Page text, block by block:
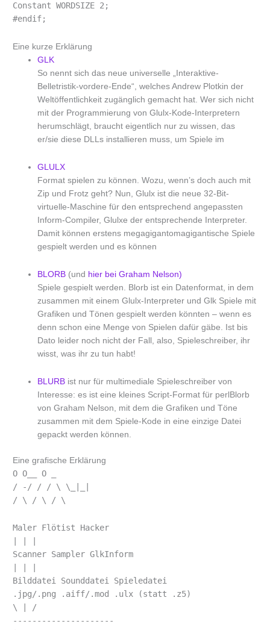
Constant WORDSIZE 2;
#endif;
Eine kurze Erklärung
GLK
So nennt sich das neue universelle „Interaktive-
Belletristik-vordere-Ende“, welches Andrew Plotkin der
Weltöffentlichkeit zugänglich gemacht hat. Wer sich nicht
mit der Programmierung von Glulx-Kode-Interpretern
herumschlägt, braucht eigentlich nur zu wissen, das
er/sie diese DLLs installieren muss, um Spiele im
GLULX
Format spielen zu können. Wozu, wenn’s doch auch mit
Zip und Frotz geht? Nun, Glulx ist die neue 32-Bit-
virtuelle-Maschine für den entsprechend angepassten
Inform-Compiler, Glulxe der entsprechende Interpreter.
Damit können erstens megagigantomagigantische Spiele
gespielt werden und es können
BLORB (und hier bei Graham Nelson)
Spiele gespielt werden. Blorb ist ein Datenformat, in dem
zusammen mit einem Glulx-Interpreter und Glk Spiele mit
Grafiken und Tönen gespielt werden könnten – wenn es
denn schon eine Menge von Spielen dafür gäbe. Ist bis
Dato leider noch nicht der Fall, also, Spieleschreiber, ihr
wisst, was ihr zu tun habt!
BLURB ist nur für multimediale Spieleschreiber von
Interesse: es ist eine kleines Script-Format für perlBlorb
von Graham Nelson, mit dem die Grafiken und Töne
zusammen mit dem Spiele-Kode in eine einzige Datei
gepackt werden können.
Eine grafische Erklärung
O O__ O _
/ -/ / / \ \_|_|
/ \ / \ / \
Maler Flötist Hacker
Scanner Sampler GlkInform
Bilddatei Sounddatei Spieledatei
.jpg/.png .aiff/.mod .ulx (statt .z5)
\ | /
---------------------